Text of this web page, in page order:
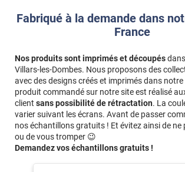
Fabriqué à la demande dans
France
Nos produits sont imprimés et découpés
Villars-les-Dombes. Nous proposons des
avec des designs créés et imprimés dans
produit commandé sur notre site est réalisé
client sans possibilité de rétractation. La
varier suivant les écrans. Avant de passer
nos échantillons gratuits ! Et évitez ainsi de ne
ou de vous tromper 😉
Demandez vos échantillons gratuits !